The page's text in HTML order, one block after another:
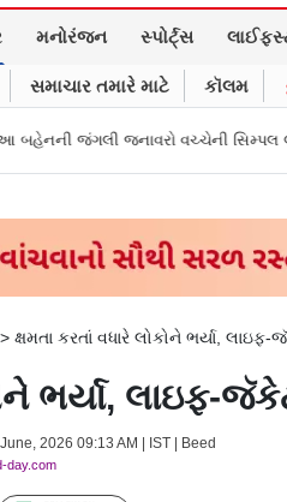
મનોરંજન સ્પોર્ટ્સ
સમાચાર તમારે માટે કૉલમ
વચ્ચેની સિમ્પલ લાઈફસ્ટાઈલ ધૂમ
> ક્ષમતા કરતાં વધારે લોકોને ભર્યા,
ભર્યા, લાઇફ-
2026 09:13 AM | IST | Beed
day.com